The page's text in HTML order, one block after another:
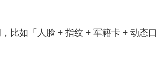
比如「人脸 + 指纹 + 军籍卡 + 动态